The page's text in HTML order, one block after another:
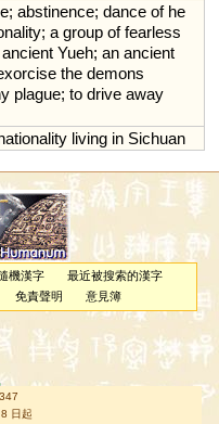
; abstinence; dance of he
; a group of fearless
ancient Yueh; an ancient
the demons
plague; to drive away
living in Sichuan
機漢字
最近被搜索的漢字
免責聲明 意見簿
日起